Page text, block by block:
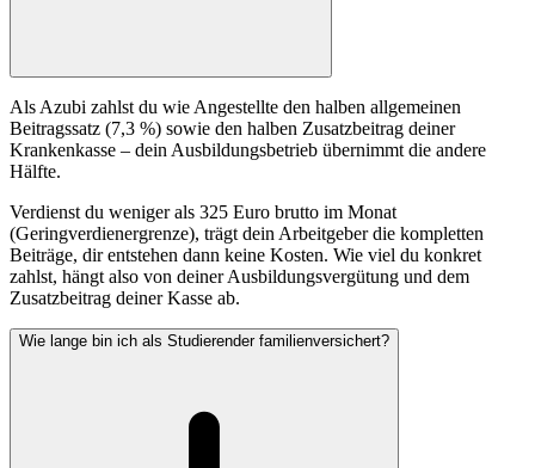
Als Azubi zahlst du wie Angestellte den halben allgemeinen
Beitragssatz (7,3 %) sowie den halben Zusatzbeitrag deiner
Krankenkasse – dein Ausbildungsbetrieb übernimmt die andere
Hälfte.
Verdienst du weniger als 325 Euro brutto im Monat
(Geringverdienergrenze), trägt dein Arbeitgeber die kompletten
Beiträge, dir entstehen dann keine Kosten. Wie viel du konkret
zahlst, hängt also von deiner Ausbildungsvergütung und dem
Zusatzbeitrag deiner Kasse ab.
Wie lange bin ich als Studierender familienversichert?